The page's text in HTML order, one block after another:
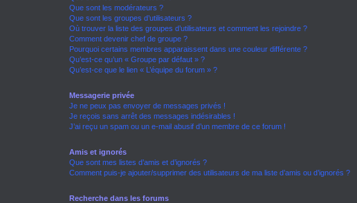
Que sont les modérateurs ?
Que sont les groupes d’utilisateurs ?
Où trouver la liste des groupes d’utilisateurs et comment les rejoindre ?
Comment devenir chef de groupe ?
Pourquoi certains membres apparaissent dans une couleur différente ?
Qu’est-ce qu’un « Groupe par défaut » ?
Qu’est-ce que le lien « L’équipe du forum » ?
Messagerie privée
Je ne peux pas envoyer de messages privés !
Je reçois sans arrêt des messages indésirables !
J’ai reçu un spam ou un e-mail abusif d’un membre de ce forum !
Amis et ignorés
Que sont mes listes d’amis et d’ignorés ?
Comment puis-je ajouter/supprimer des utilisateurs de ma liste d’amis ou d’ignorés ?
Recherche dans les forums